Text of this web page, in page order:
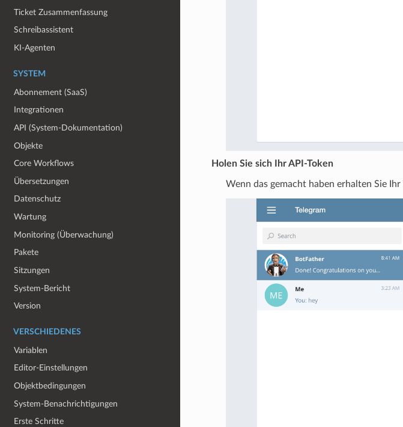
Ticket Zusammenfassung
Schreibassistent
KI-Agenten
SYSTEM
Abonnement (SaaS)
Integrationen
API (System-Dokumentation)
Objekte
Core Workflows
Übersetzungen
Datenschutz
Wartung
Monitoring (Überwachung)
Pakete
Sitzungen
System-Bericht
Version
VERSCHIEDENES
Variablen
Editor-Einstellungen
Objektbedingungen
System-Benachrichtigungen
Erste Schritte
Holen Sie sich Ihr API-Token
Wenn das gemacht haben erhalten Sie